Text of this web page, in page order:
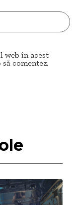
web în acest
comentez.